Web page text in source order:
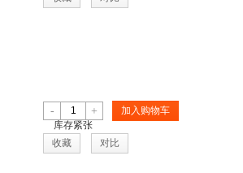
- +
库存紧张
加入购物车
收藏 对比